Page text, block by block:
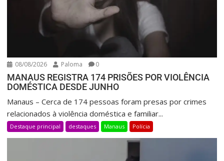
08/08/2026 Paloma 0
MANAUS REGISTRA 174 PRISÕES POR VIOLÊNCIA
DOMÉSTICA DESDE JUNHO
Manaus – Cerca de 174 pessoas foram presas por crimes
relacionados à violência doméstica e familiar...
Destaque principal destaques Manaus Polícia